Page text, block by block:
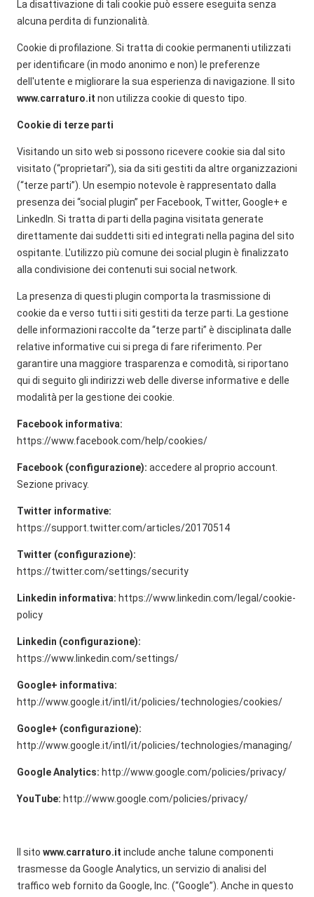
La disattivazione di tali cookie può essere eseguita senza
alcuna perdita di funzionalità.
Cookie di profilazione. Si tratta di cookie permanenti utilizzati
per identificare (in modo anonimo e non) le preferenze
dell'utente e migliorare la sua esperienza di navigazione. Il sito
www.carraturo.it non utilizza cookie di questo tipo.
Cookie di terze parti
Visitando un sito web si possono ricevere cookie sia dal sito
visitato (“proprietari”), sia da siti gestiti da altre organizzazioni
(“terze parti”). Un esempio notevole è rappresentato dalla
presenza dei “social plugin” per Facebook, Twitter, Google+ e
LinkedIn. Si tratta di parti della pagina visitata generate
direttamente dai suddetti siti ed integrati nella pagina del sito
ospitante. L'utilizzo più comune dei social plugin è finalizzato
alla condivisione dei contenuti sui social network.
La presenza di questi plugin comporta la trasmissione di
cookie da e verso tutti i siti gestiti da terze parti. La gestione
delle informazioni raccolte da “terze parti” è disciplinata dalle
relative informative cui si prega di fare riferimento. Per
garantire una maggiore trasparenza e comodità, si riportano
qui di seguito gli indirizzi web delle diverse informative e delle
modalità per la gestione dei cookie.
Facebook informativa:
https://www.facebook.com/help/cookies/
Facebook (configurazione): accedere al proprio account.
Sezione privacy.
Twitter informative:
https://support.twitter.com/articles/20170514
Twitter (configurazione):
https://twitter.com/settings/security
Linkedin informativa: https://www.linkedin.com/legal/cookie-
policy
Linkedin (configurazione):
https://www.linkedin.com/settings/
Google+ informativa:
http://www.google.it/intl/it/policies/technologies/cookies/
Google+ (configurazione):
http://www.google.it/intl/it/policies/technologies/managing/
Google Analytics: http://www.google.com/policies/privacy/
YouTube: http://www.google.com/policies/privacy/
Il sito www.carraturo.it include anche talune componenti
trasmesse da Google Analytics, un servizio di analisi del
traffico web fornito da Google, Inc. (“Google”). Anche in questo